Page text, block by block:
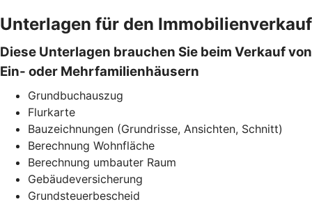
Unterlagen für den Immobilienverkauf
Diese Unterlagen brauchen Sie beim Verkauf von
Ein- oder Mehrfamilienhäusern
Grundbuchauszug
Flurkarte
Bauzeichnungen (Grundrisse, Ansichten, Schnitt)
Berechnung Wohnfläche
Berechnung umbauter Raum
Gebäudeversicherung
Grundsteuerbescheid